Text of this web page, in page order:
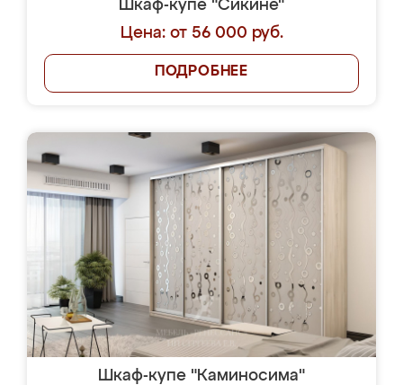
Шкаф-купе "Сикине"
Цена: от 56 000 руб.
ПОДРОБНЕЕ
Шкаф-купе "Каминосима"